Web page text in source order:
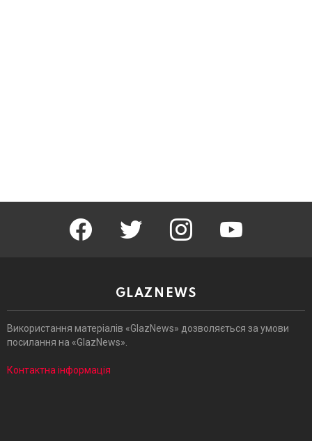
facebook twitter instagram
GLAZNEWS
Використання матеріалів «GlazNews» дозволяється за умови
посилання на «GlazNews».
Контактна інформація